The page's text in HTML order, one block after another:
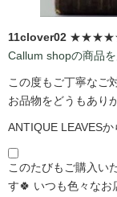
11clover02
Callum shopの商品
この度もご丁寧なご
お品物をどうもあり
ANTIQUE LEAVESか
このたびもご購入い
す🍀 いつも色々なお